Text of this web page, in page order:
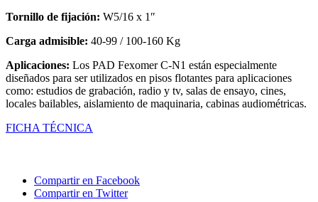
Tornillo de fijación: W5/16 x 1″
Carga admisible: 40-99 / 100-160 Kg
Aplicaciones: Los PAD Fexomer C-N1 están especialmente
diseñados para ser utilizados en pisos flotantes para aplicaciones
como: estudios de grabación, radio y tv, salas de ensayo, cines,
locales bailables, aislamiento de maquinaria, cabinas audiométricas.
FICHA TÉCNICA
Compartir en Facebook
Compartir en Twitter